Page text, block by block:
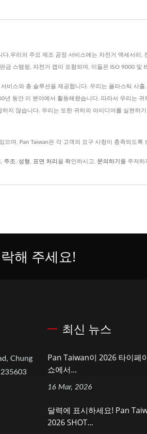
.우리의 주요 제조 공정 서비스에는 자전거 액세서리
스탬핑, 자전거 캡이 포함되며, 이들은 ISO 9000 및
스와 총 솔루션을 제공합니다. 우리는 플라스틱 사
동안 이 분야에서 활동해왔습니다. 따라서 우리는
지 않습니다. 우리는 또한 귀하의 아이디어를 실현하
며, Pan Taiwan은 각 고객의 요구 사항이 충족되도록
주조 성형 표면 처리 을 확인하시고, 문의하기 를 주저하
해 주세요!
Chung
최신 뉴스
Pan Taiwan이 2026 타이페
쇼에서...
16 Mar, 2026
달력에 표시하세요! Pan
2026 SHOT...